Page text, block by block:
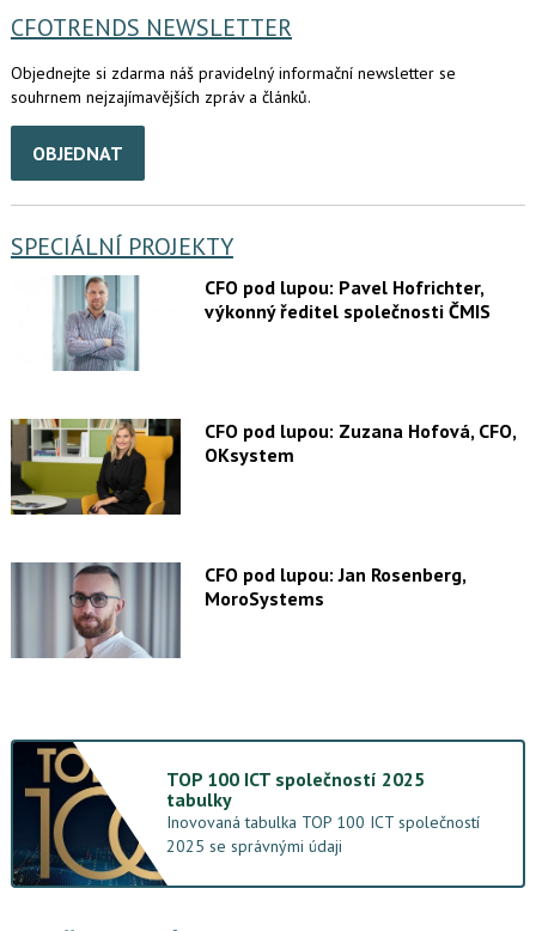
CFOTRENDS NEWSLETTER
Objednejte si zdarma náš pravidelný informační newsletter se
souhrnem nejzajímavějších zpráv a článků.
OBJEDNAT
SPECIÁLNÍ PROJEKTY
CFO pod lupou: Pavel Hofrichter,
výkonný ředitel společnosti ČMIS
CFO pod lupou: Zuzana Hofová, CFO,
OKsystem
CFO pod lupou: Jan Rosenberg,
MoroSystems
TOP 100 ICT společností 2025
tabulky
Inovovaná tabulka TOP 100 ICT společností
2025 se správnými údaji